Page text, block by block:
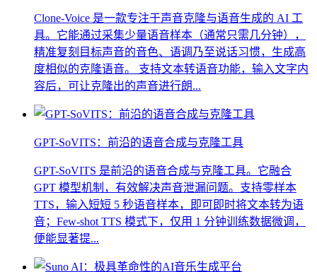
Clone-Voice 是一款专注于声音克隆与语音生成的 AI 工
具。它能通过采集少量语音样本（通常只需几分钟），
精准复刻目标声音的音色、语调乃至说话习惯，生成高
度相似的克隆语音。 支持文本转语音功能，输入文字内
容后，可让克隆出的声音进行朗...
GPT-SoVITS：前沿的语音合成与克隆工具
GPT-SoVITS 是前沿的语音合成与克隆工具。它融合
GPT 模型机制，有效解决声音泄漏问题。支持零样本
TTS，输入短短 5 秒语音样本，即可即时将文本转为语
音；Few-shot TTS 模式下，仅用 1 分钟训练数据微调，
便能显著提...